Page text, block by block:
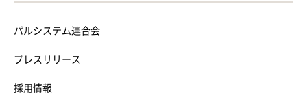
パルシステム連合会
プレスリリース
採用情報